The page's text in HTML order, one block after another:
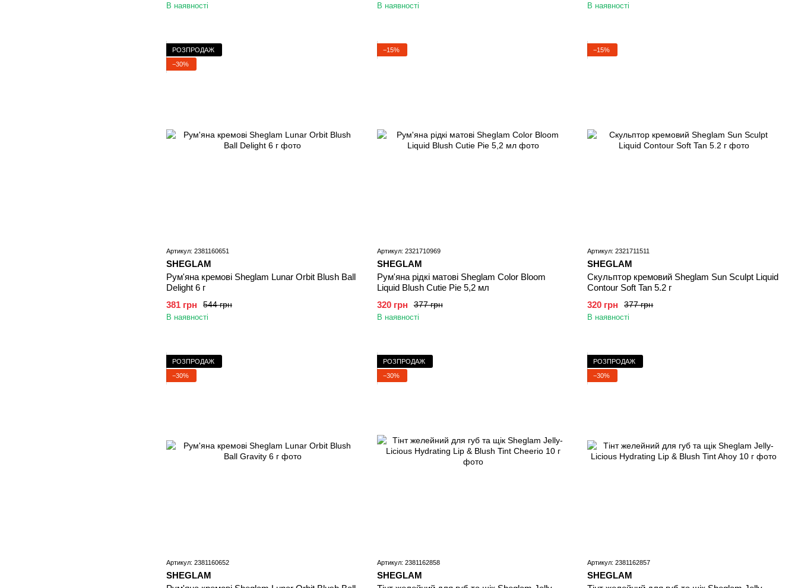
В наявності В наявності В наявності
РОЗПРОДАЖ
−30%
Артикул: 2381160651
SHEGLAM
Рум'яна кремові Sheglam Lunar Orbit Blush Ball
Delight 6 г
544 грн
381 грн
В наявності
−15%
Артикул: 2321710969
SHEGLAM
Рум'яна рідкі матові Sheglam Color Bloom
Liquid Blush Cutie Pie 5,2 мл
377 грн
320 грн
В наявності
−15%
Артикул: 2321711511
SHEGLAM
Скульптор кремовий Sheglam Sun Sculpt Liquid
Contour Soft Tan 5.2 г
377 грн
320 грн
В наявності
РОЗПРОДАЖ
−30%
Артикул: 2381160652
SHEGLAM
РОЗПРОДАЖ
−30%
Артикул: 2381162858
SHEGLAM
РОЗПРОДАЖ
−30%
Артикул: 2381162857
SHEGLAM